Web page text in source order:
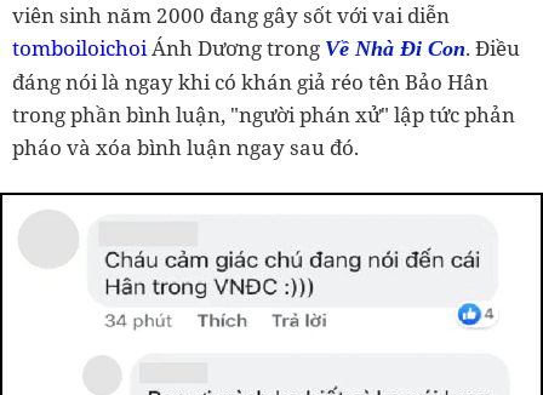
viên sinh năm 2000 đang gây sốt với vai diễn
tomboiloichoiÁnh Dương trong Về Nhà Đi Con. Điều
đáng nói là ngay khi có khán giả réo tên Bảo Hân
trong phần bình luận, "người phán xử" lập tức phản
pháo và xóa bình luận ngay sau đó.